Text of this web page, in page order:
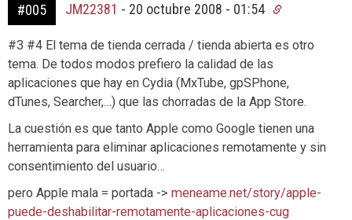
#005 JM22381 - 20 octubre 2008 - 01:54
#3 #4 El tema de tienda cerrada / tienda abierta es otro
tema. De todos modos prefiero la calidad de las
aplicaciones que hay en Cydia (MxTube, gpSPhone,
dTunes, Searcher,…) que las chorradas de la App Store.
La cuestión es que tanto Apple como Google tienen una
herramienta para eliminar aplicaciones remotamente y sin
consentimiento del usuario…
pero Apple mala = portada -> meneame.net/story/apple-
puede-deshabilitar-remotamente-aplicaciones-cug